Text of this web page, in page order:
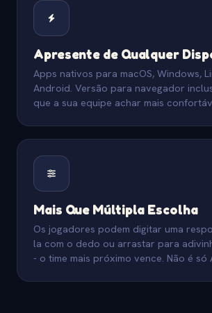
Apresente de Qualquer
Apps nativos para macOS, Windows,
Android. Versão para navegador
que a sua equipe achar mais
Mais Que Múltipla Escolha
Os jogadores podem digitar uma
la com o dedo ou arrastar para
- o time mais próximo vence. Não é só